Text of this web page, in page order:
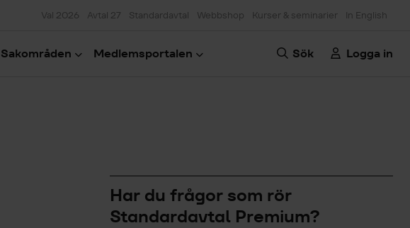
Val 2026 Avtal 27 Standardavtal Webbshop Kurser & seminarier In English
Sakområden Medlemsportalen Sök Logga in
Har du frågor som rör
Standardavtal Premium?